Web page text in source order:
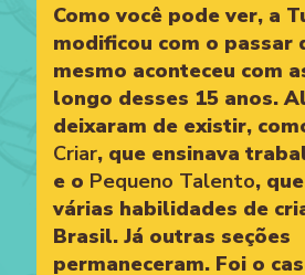
Como você pode ver, a
modificou com o passar
mesmo aconteceu com
longo desses 15 anos.
deixaram de existir,
Criar, que ensinava
e o Pequeno Talento,
várias habilidades de
Brasil. Já outras seções
permaneceram. Foi o